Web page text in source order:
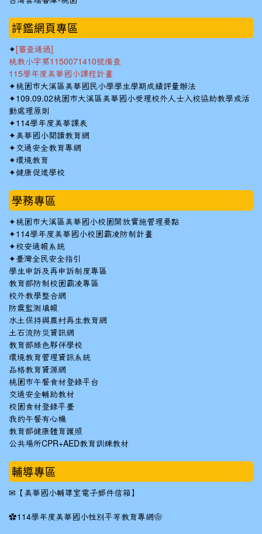
::: 評鑑網頁專區
✦ [審查通過]
桃教小字第1150071410號備查
115學年度美華國小課程計畫
✦桃園市大溪區美華國民小學學生學期成績評量辦法
✦109.09.02桃園市大溪區美華國小受理校外人士入校協助教學或活
動處理原則
✦114學年度美華課表
✦美華國小閱讀教育網
✦ 交通安全教育專網
✦環境教育
✦健康促進學校
學務專區
✦桃園市大溪區美華國小校園開放實施管理要點
✦114學年度美華國小校園霸凌防制計畫
✦校安通報系統
✦臺灣全民安全指引
學生申訴及再申訴制度專區
教育部防制校園霸凌專區
校外教學整合網
防震監測填報
水土保持與農村再生教育網
土石流防災資訊網
教育部綠色夥伴學校
環境教育管理資訊系統
品格教育資源網
桃園市午餐食材登錄平台
交通安全輔助教材
校園食材登錄平臺
我的午餐有心機
教育部健康體育護照
公共場所CPR+AED教育訓練教材
輔導專區
✉ 【美華國小輔導室電子郵件信箱】
✿114學年度美華國小性別平等教育專網❀